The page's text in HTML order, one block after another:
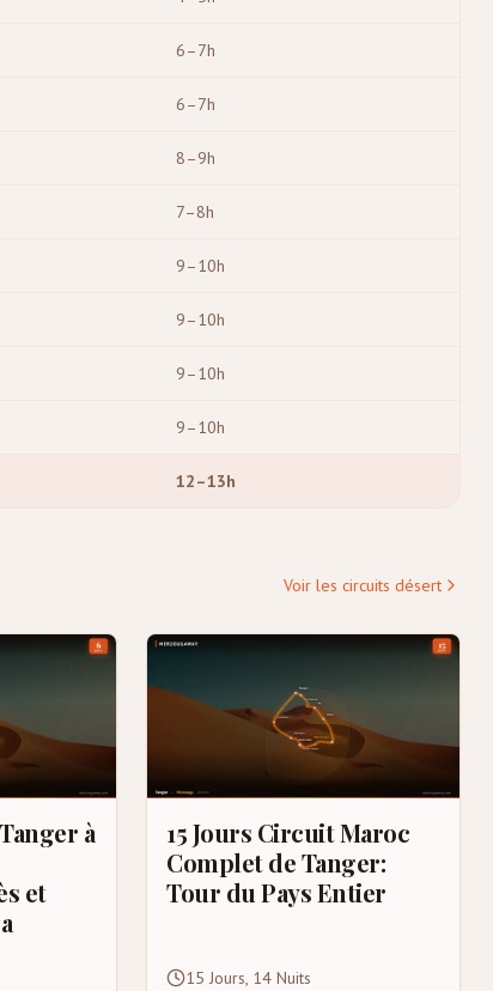
6–7h
6–7h
8–9h
7–8h
9–10h
9–10h
9–10h
9–10h
12–13h
Voir les circuits désert
à
et
15 Jours Circuit Maroc
Complet de Tanger:
Tour du Pays Entier
15 Jours, 14 Nuits